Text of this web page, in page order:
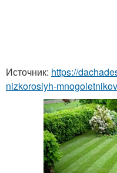
Источник: https://
nizkoroslyh-